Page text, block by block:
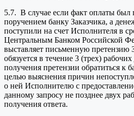
5.7. В случае если факт оплаты
поручением банку Заказчика, а
поступили на счет Исполнителя в
Центральным Банком Российской
выставляет письменную претензию
обязуется в течение 3 (трех)
получения претензии обратиться к
целью выяснения причин
о ней Исполнителю с
данному запросу не позднее двух
получения ответа.